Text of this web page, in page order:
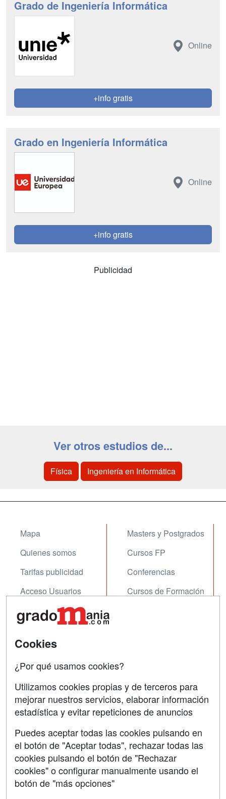
Grado de Ingeniería Informática
Online
+info gratis
Grado en Ingeniería Informática
Online
+info gratis
Publicidad
Ver otros estudios de...
Física Ingeniería en Informática
Mapa
Quienes somos
Tarifas publicidad
Acceso Usuarios
Acceso Centros
Masters y Postgrados
Cursos FP
Conferencias
Cursos de Formación
Contactar
Copyleft
Grupo formazion:
Cookies
¿Por qué usamos cookies?
Utilizamos cookies propias y de terceros para
mejorar nuestros servicios, elaborar información
estadística y evitar repeticiones de anuncios
Puedes aceptar todas las cookies pulsando en
el botón de "Aceptar todas", rechazar todas las
cookies pulsando el botón de "Rechazar
cookies" o configurar manualmente usando el
botón de "más opciones"